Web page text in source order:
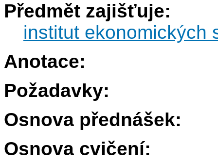
Předmět zajišťuje:
institut ekonomických
Anotace:
Požadavky:
Osnova přednášek:
Osnova cvičení: